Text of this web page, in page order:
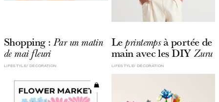
Shopping : Par un matin
de mai fleuri
DÉCORATION
LIFESTYLE
Leprintempsà portée de
main avec les DIYZuru
DÉCORATION
LIFESTYLE